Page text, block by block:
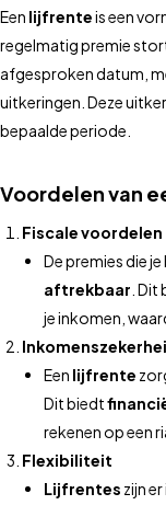
Een lijfrenteis een
regelmatig premie
afgesproken datum,
uitkeringen. Deze
bepaalde periode.
Voordelen van
Fiscale voordelen
De premies die
aftrekbaar .
je inkomen,
Een lijfrente
Dit biedt
rekenen op een
Flexibiliteit
Lijfrentes zijn